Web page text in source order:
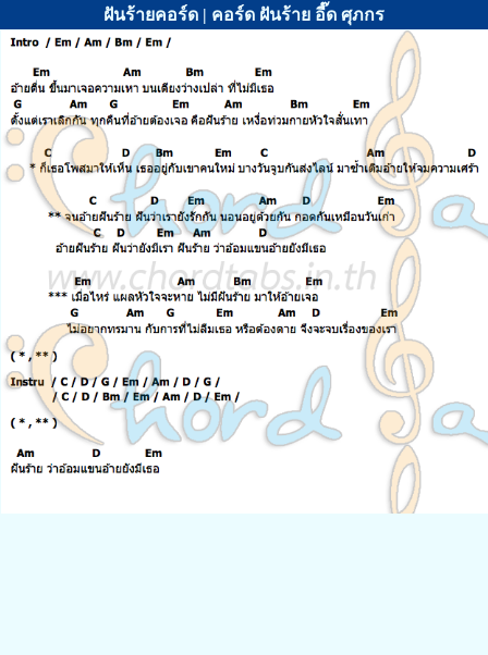
ฝันร้ายคอร์ด | คอร์ด ฝันร้าย อี๊ด ศุภกร